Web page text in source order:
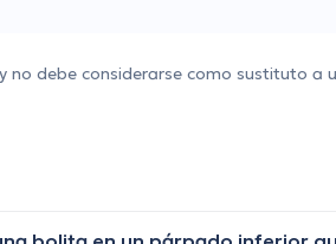
debe considerarse como sustituto a